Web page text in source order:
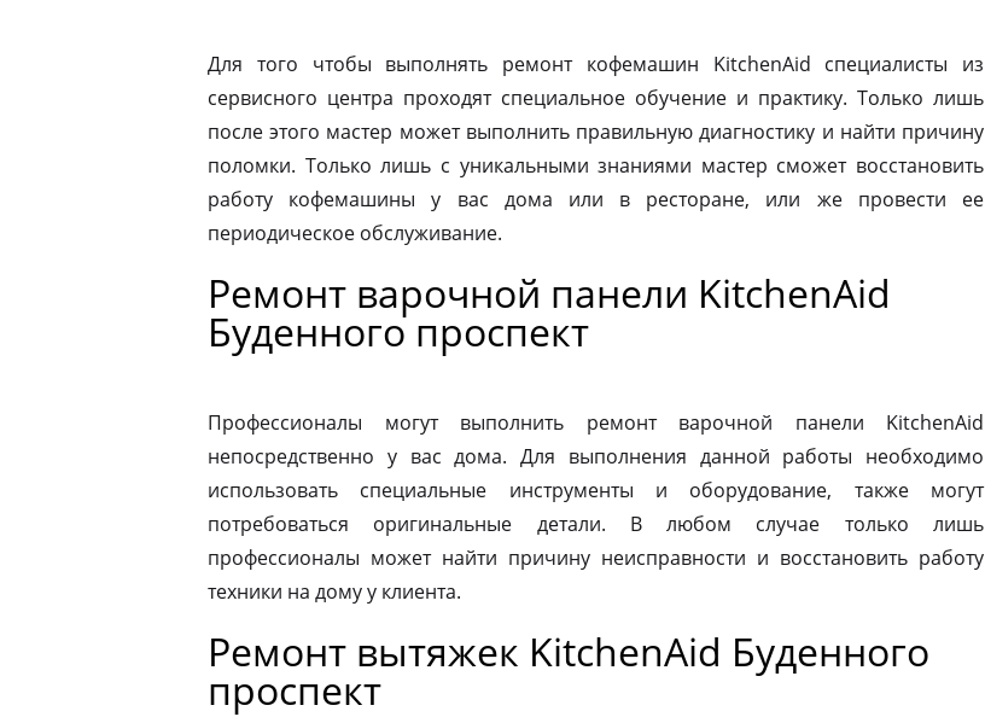
Для того чтобы выполнять ремонт кофемашин KitchenAid специалисты из
сервисного центра проходят специальное обучение и практику. Только лишь
после этого мастер может выполнить правильную диагностику и найти причину
поломки. Только лишь с уникальными знаниями мастер сможет восстановить
работу кофемашины у вас дома или в ресторане, или же провести ее
периодическое обслуживание.
Ремонт варочной панели KitchenAid
Буденного проспект
Профессионалы могут выполнить ремонт варочной панели KitchenAid
непосредственно у вас дома. Для выполнения данной работы необходимо
использовать специальные инструменты и оборудование, также могут
потребоваться оригинальные детали. В любом случае только лишь
профессионалы может найти причину неисправности и восстановить работу
техники на дому у клиента.
Ремонт вытяжек KitchenAid Буденного
проспект